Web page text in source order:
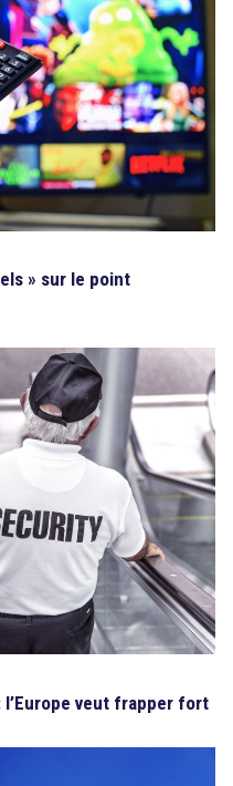
» sur le point
veut frapper fort